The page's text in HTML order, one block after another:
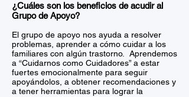
¿Cuáles son los beneficios de acudir al
Grupo de Apoyo?
El grupo de apoyo nos ayuda a resolver
problemas, aprender a cómo cuidar a los
familiares con algún trastorno. Aprendemos
a “Cuidarnos como Cuidadores” a estar
fuertes emocionalmente para seguir
apoyándolos, a obtener recomendaciones y
a tener herramientas para lograr la